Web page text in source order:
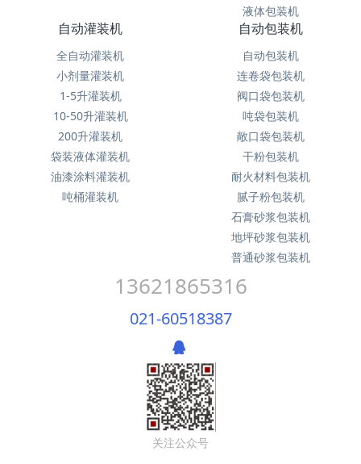
液体包装机
自动灌装机
全自动灌装机
小剂量灌装机
1-5升灌装机
10-50升灌装机
200升灌装机
袋装液体灌装机
油漆涂料灌装机
吨桶灌装机
自动包装机
自动包装机
连卷袋包装机
阀口袋包装机
吨袋包装机
敞口袋包装机
干粉包装机
耐火材料包装机
腻子粉包装机
石膏砂浆包装机
地坪砂浆包装机
普通砂浆包装机
13621865316
021-60518387
关注公众号